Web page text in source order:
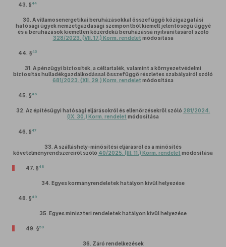
43. §44
30. A villamosenergetikai beruházásokkal összefüggő közigazgatási
hatósági ügyek nemzetgazdasági szempontból kiemelt jelentőségű üggyé
és a beruházások kiemelten közérdekű beruházássá nyilvánításáról szóló
328/2023. (VII. 17.) Korm. rendelet módosítása
44. §45
31. A pénzügyi biztosíték, a céltartalék, valamint a környezetvédelmi
biztosítás hulladékgazdálkodással összefüggő részletes szabályairól szóló
681/2023. (XII. 29.) Korm. rendelet módosítása
45. §46
32. Az építésügyi hatósági eljárásokról és ellenőrzésekről szóló 281/2024.
(IX. 30.) Korm. rendelet módosítása
46. §47
33. A szálláshely-minősítési eljárásról és a minősítés
követelményrendszereiről szóló 40/2025. (III. 11.) Korm. rendelet módosítása
47. §48
34. Egyes kormányrendeletek hatályon kívül helyezése
48. §49
35. Egyes miniszteri rendeletek hatályon kívül helyezése
49. §50
36. Záró rendelkezések